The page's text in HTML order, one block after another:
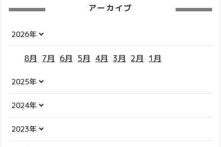
アーカイブ
2026年
8月 7月 6月 5月 4月 3月 2月 1月
2025年
2024年
2023年